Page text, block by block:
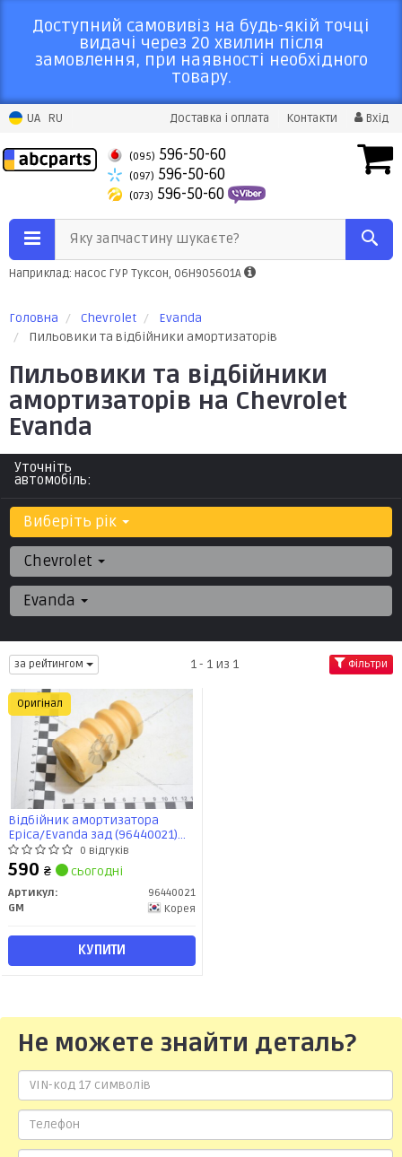
Доступний самовивіз на будь-якій точці
видачі через 20 хвилин після
замовлення, при наявності необхідного
товару.
UA RU Доставка і оплата Контакти Вхід
(095) 596-50-60
(097) 596-50-60
(073) 596-50-60
Яку запчастину шукаєте?
Наприклад: насос ГУР Туксон, 06H905601A
Головна Chevrolet
Evanda
Пильовики та відбійники амортизаторів
Пильовики та відбійники
амортизаторів на Chevrolet
Evanda
Уточніть
автомобіль:
Виберіть рік
Chevrolet
Evanda
за рейтингом 1 - 1 из 1 Фільтри
Відбійник амортизатора
Epica/Evanda зад (96440021)
GM
0 відгуків
590 ₴ сьогодні
Артикул:
96440021
GM
Корея
КУПИТИ
Оригінал
Не можете знайти деталь?